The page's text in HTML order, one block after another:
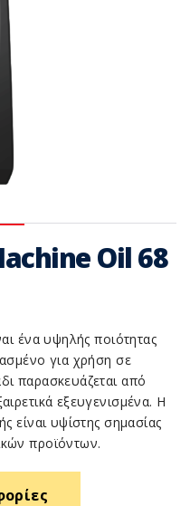
Oil 68
ένα υψηλής ποιότητας
για χρήση σε
παρασκευάζεται από
εξευγενισμένα. Η
είναι υψίστης σημασίας
προϊόντων.